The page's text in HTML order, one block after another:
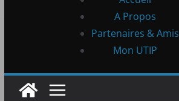
A Propos
Partenaires & Amis
Mon UTIP